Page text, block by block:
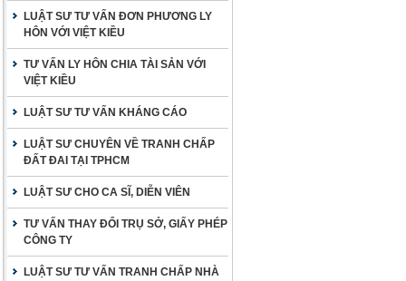
LUẬT SƯ TƯ VẤN ĐƠN PHƯƠNG LY
HÔN VỚI VIỆT KIỀU
TƯ VẤN LY HÔN CHIA TÀI SẢN VỚI
VIỆT KIỀU
LUẬT SƯ TƯ VẤN KHÁNG CÁO
LUẬT SƯ CHUYÊN VỀ TRANH CHẤP
ĐẤT ĐAI TẠI TPHCM
LUẬT SƯ CHO CA SĨ, DIỄN VIÊN
TƯ VẤN THAY ĐỔI TRỤ SỞ, GIẤY PHÉP
CÔNG TY
LUẬT SƯ TƯ VẤN TRANH CHẤP NHÀ